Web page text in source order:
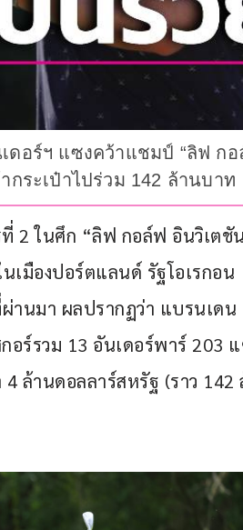
ดอร์ฯ แซงคว้าแชมป์ “ลิฟ
กระเป๋าไปร่วม 142 ล้านบาท
2 ในศึก “ลิฟ กอล์ฟ อินวิเตชั
มืองปอร์ตแลนด์ รัฐโอเรกอน
านมา ผลปรากฏว่า แบรนเดน
อร์รวม 13 อันเดอร์พาร์ 203 แ
ล้านดอลลาร์สหรัฐ (ราว 142